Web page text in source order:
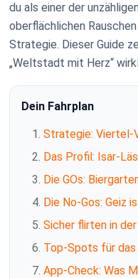
du als einer der unzähligen
oberflächlichen
Strategie. Dieser Guide
„Weltstadt mit Herz“
Dein Fahrplan
Strategie: Viertel-
Das Profil: Isar-
Die GOs:
Die No-Gos: Geiz
Sicher flirten in
Top-Spots für
App-Check: Was